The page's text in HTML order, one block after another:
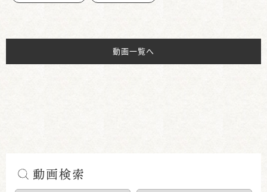
動画一覧へ
動画検索